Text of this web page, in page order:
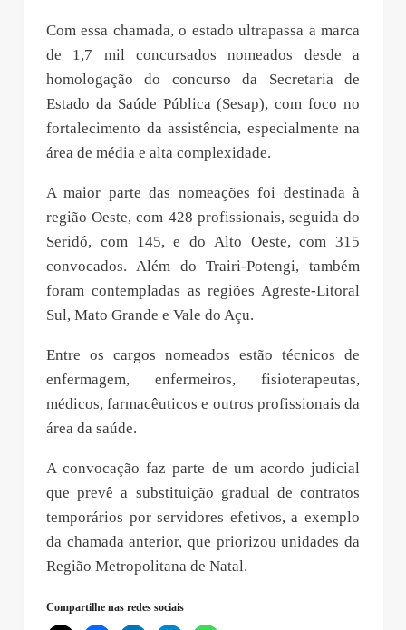
Com essa chamada, o estado ultrapassa a marca
de 1,7 mil concursados nomeados desde a
homologação do concurso da Secretaria de
Estado da Saúde Pública (Sesap), com foco no
fortalecimento da assistência, especialmente na
área de média e alta complexidade.
A maior parte das nomeações foi destinada à
região Oeste, com 428 profissionais, seguida do
Seridó, com 145, e do Alto Oeste, com 315
convocados. Além do Trairi-Potengi, também
foram contempladas as regiões Agreste-Litoral
Sul, Mato Grande e Vale do Açu.
Entre os cargos nomeados estão técnicos de
enfermagem, enfermeiros, fisioterapeutas,
médicos, farmacêuticos e outros profissionais da
área da saúde.
A convocação faz parte de um acordo judicial
que prevê a substituição gradual de contratos
temporários por servidores efetivos, a exemplo
da chamada anterior, que priorizou unidades da
Região Metropolitana de Natal.
Compartilhe nas redes sociais